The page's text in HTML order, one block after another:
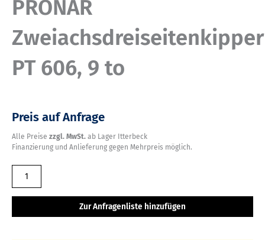
PRONAR
Zweiachsdreiseitenkipper
PT 606, 9 to
Preis auf Anfrage
Alle Preise zzgl. MwSt. ab Lager Itterbeck
Finanzierung und Anlieferung gegen Mehrpreis möglich.
PRONAR
Zweiachsdreiseitenkipper
606,
Zur Anfragenliste hinzufügen